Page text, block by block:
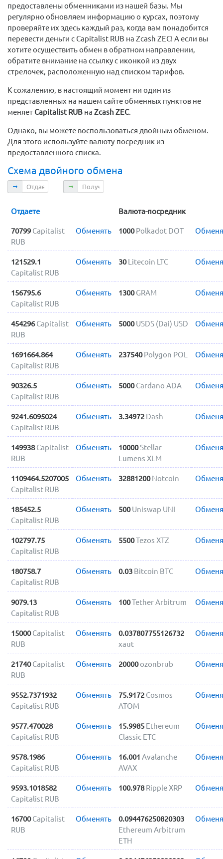
предоставлены обменниками из нашей базы. Мы
регулярно обновляем информацию о курсах, поэтому
проверяйте их здесь каждый раз, когда вам понадобится
перевести деньги с Capitalist RUB на Zcash ZEC! А если вы
хотите осуществить обмен в обратном направлении,
обратите внимание на ссылку с иконкой из двух
стрелочек, расположенную над списком тарифов.
К сожалению, в настоящий момент ни один из
представленных на нашем сайте обменных пунктов не
меняет Capitalist RUB на Zcash ZEC.
Однако, вы можете воспользоваться двойным обменом.
Для этого используйте валюту-посредник из
предоставленного списка.
Схема двойного обмена
Отдаете Получаете
Отдаете Валюта-посредник
70799 Capitalist
RUB
Обменять 1000 Polkadot DOT
121529.1
Capitalist RUB
Обменять 30 Litecoin LTC
156795.6
Capitalist RUB
Обменять 1300 GRAM
454296 Capitalist
RUB
Обменять 5000 USDS (Dai) USD
1691664.864
Capitalist RUB
Обменять 237540 Polygon POL
90326.5
Capitalist RUB
Обменять 5000 Cardano ADA
9241.6095024
Capitalist RUB
Обменять 3.34972 Dash
149938 Capitalist
RUB
Обменять 10000Stellar
Lumens XLM
1109464.5207005
Capitalist RUB
Обменять 32881200 Notcoin
185452.5
Capitalist RUB
Обменять 500 Uniswap UNI
102797.75
Capitalist RUB
Обменять 5500Tezos XTZ
180758.7
Capitalist RUB
Обменять 0.03 Bitcoin BTC
9079.13
Capitalist RUB
Обменять 100Tether Arbitrum
15000 Capitalist
RUB
Обменять
0.037807755126732
xaut
21740 Capitalist
RUB
Обменять 20000ozonbrub
9552.7371932
Capitalist RUB
Обменять 75.9172 Cosmos
ATOM
9577.470028
Capitalist RUB
Обменять 15.9985 Ethereum
Classic ETC
9578.1986
Capitalist RUB
Обменять 16.001 Avalanche
AVAX
9593.1018582
Capitalist RUB
Обменять 100.978 Ripple XRP
16700 Capitalist
RUB
Обменять
0.094476250820303
Ethereum Arbitrum
ETH